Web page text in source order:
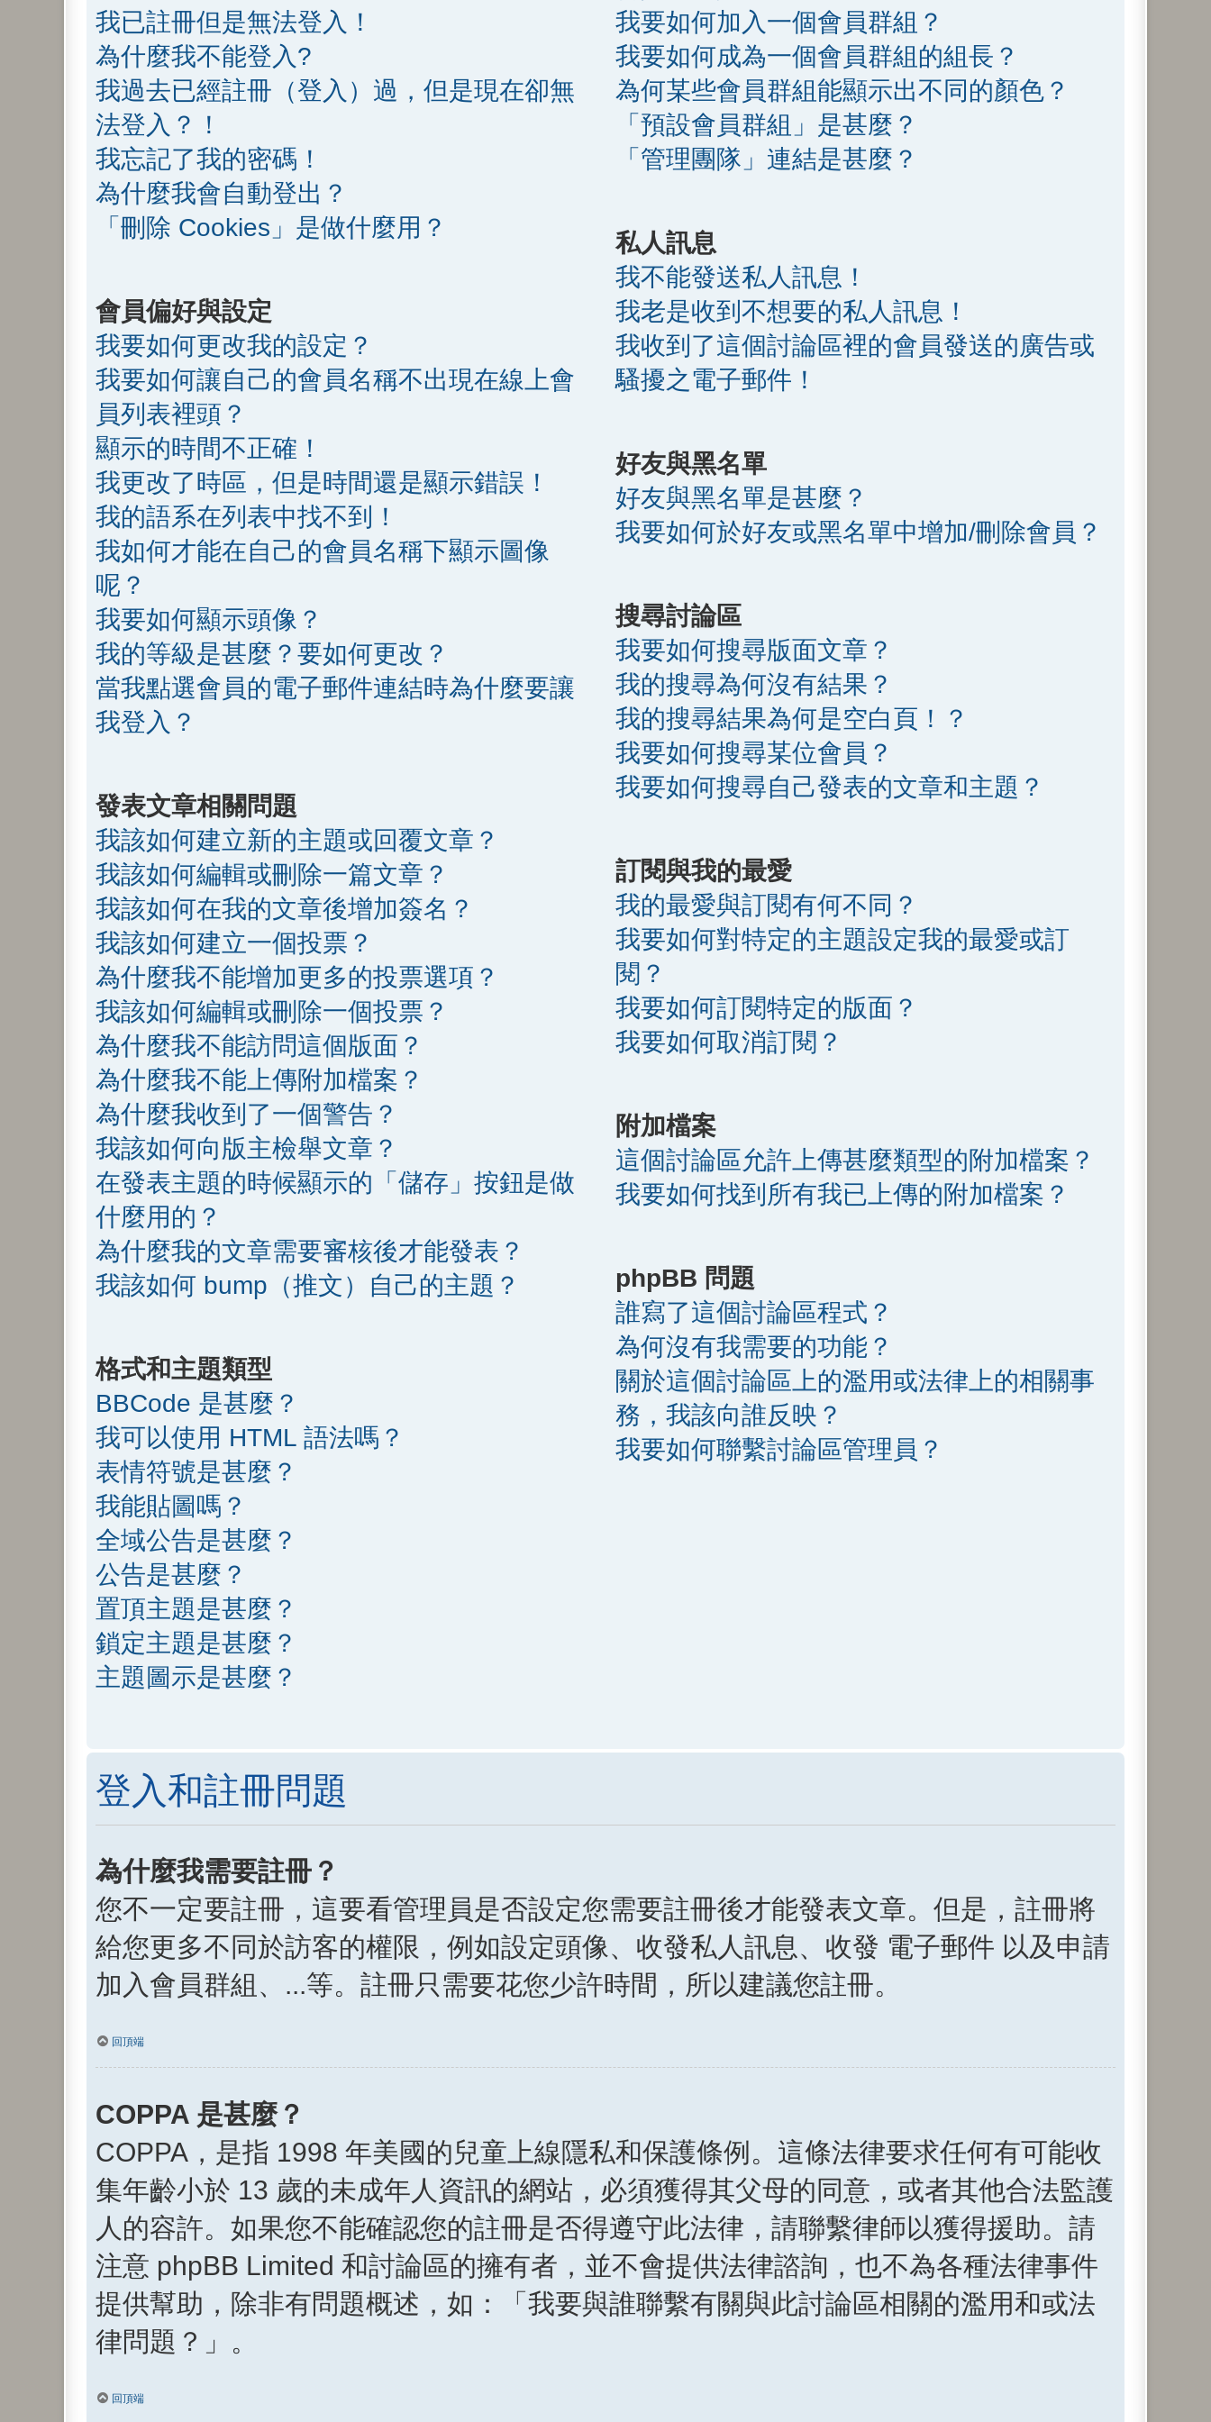
我已註冊但是無法登入！
為什麼我不能登入?
我過去已經註冊（登入）過，但是現在卻無
法登入？！
我忘記了我的密碼！
為什麼我會自動登出？
「刪除 Cookies」是做什麼用？
會員偏好與設定
我要如何更改我的設定？
我要如何讓自己的會員名稱不出現在線上會
員列表裡頭？
顯示的時間不正確！
我更改了時區，但是時間還是顯示錯誤！
我的語系在列表中找不到！
我如何才能在自己的會員名稱下顯示圖像
呢？
我要如何顯示頭像？
我的等級是甚麼？要如何更改？
當我點選會員的電子郵件連結時為什麼要讓
我登入？
發表文章相關問題
我該如何建立新的主題或回覆文章？
我該如何編輯或刪除一篇文章？
我該如何在我的文章後增加簽名？
我該如何建立一個投票？
為什麼我不能增加更多的投票選項？
我該如何編輯或刪除一個投票？
為什麼我不能訪問這個版面？
為什麼我不能上傳附加檔案？
為什麼我收到了一個警告？
我該如何向版主檢舉文章？
在發表主題的時候顯示的「儲存」按鈕是做
什麼用的？
為什麼我的文章需要審核後才能發表？
我該如何 bump（推文）自己的主題？
格式和主題類型
BBCode 是甚麼？
我可以使用 HTML 語法嗎？
表情符號是甚麼？
我能貼圖嗎？
全域公告是甚麼？
公告是甚麼？
置頂主題是甚麼？
鎖定主題是甚麼？
主題圖示是甚麼？
我要如何加入一個會員群組？
我要如何成為一個會員群組的組長？
為何某些會員群組能顯示出不同的顏色？
「預設會員群組」是甚麼？
「管理團隊」連結是甚麼？
私人訊息
我不能發送私人訊息！
我老是收到不想要的私人訊息！
我收到了這個討論區裡的會員發送的廣告或
騷擾之電子郵件！
好友與黑名單
好友與黑名單是甚麼？
我要如何於好友或黑名單中增加/刪除會員？
搜尋討論區
我要如何搜尋版面文章？
我的搜尋為何沒有結果？
我的搜尋結果為何是空白頁！？
我要如何搜尋某位會員？
我要如何搜尋自己發表的文章和主題？
訂閱與我的最愛
我的最愛與訂閱有何不同？
我要如何對特定的主題設定我的最愛或訂
閱？
我要如何訂閱特定的版面？
我要如何取消訂閱？
附加檔案
這個討論區允許上傳甚麼類型的附加檔案？
我要如何找到所有我已上傳的附加檔案？
phpBB 問題
誰寫了這個討論區程式？
為何沒有我需要的功能？
關於這個討論區上的濫用或法律上的相關事
務，我該向誰反映？
我要如何聯繫討論區管理員？
登入和註冊問題
為什麼我需要註冊？
您不一定要註冊，這要看管理員是否設定您需要註冊後才能發表文章。但是，註冊將
給您更多不同於訪客的權限，例如設定頭像、收發私人訊息、收發 電子郵件 以及申請
加入會員群組、...等。註冊只需要花您少許時間，所以建議您註冊。
回頂端
COPPA 是甚麼？
COPPA，是指 1998 年美國的兒童上線隱私和保護條例。這條法律要求任何有可能收
集年齡小於 13 歲的未成年人資訊的網站，必須獲得其父母的同意，或者其他合法監護
人的容許。如果您不能確認您的註冊是否得遵守此法律，請聯繫律師以獲得援助。請
注意 phpBB Limited 和討論區的擁有者，並不會提供法律諮詢，也不為各種法律事件
提供幫助，除非有問題概述，如：「我要與誰聯繫有關與此討論區相關的濫用和或法
律問題？」。
回頂端